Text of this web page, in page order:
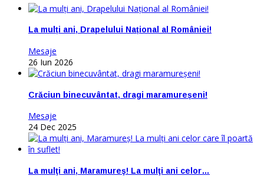
La mulți ani, Drapelului Național al României!
Mesaje
26 Iun 2026
Crăciun binecuvântat, dragi maramureșeni!
Mesaje
24 Dec 2025
La mulţi ani, Maramureş! La mulţi ani celor…